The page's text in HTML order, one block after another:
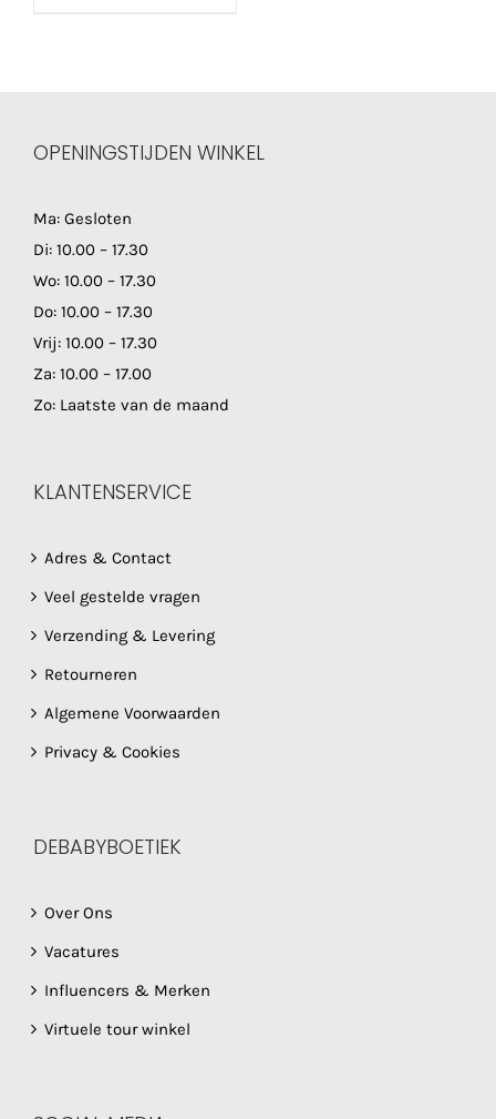
OPENINGSTIJDEN WINKEL
Ma: Gesloten
Di: 10.00 – 17.30
Wo: 10.00 – 17.30
Do: 10.00 – 17.30
Vrij: 10.00 – 17.30
Za: 10.00 – 17.00
Zo: Laatste van de maand
KLANTENSERVICE
Adres & Contact
Veel gestelde vragen
Verzending & Levering
Retourneren
Algemene Voorwaarden
Privacy & Cookies
DEBABYBOETIEK
Over Ons
Vacatures
Influencers & Merken
Virtuele tour winkel